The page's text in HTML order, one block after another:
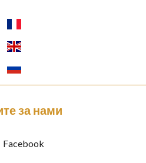
за нами
Facebook